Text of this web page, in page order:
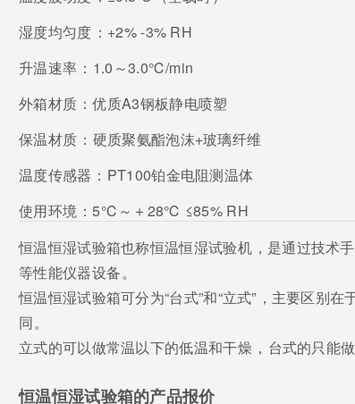
湿度均匀度： +2% -3% RH
升温速率 ：1.0～3.0℃/min
外箱材质：优质A3钢板静电喷塑
保温材质： 硬质聚氨酯泡沫+玻璃纤维
温度传感器： PT100铂金电阻测温体
使用环境：5℃～＋28℃ ≤85% RH
恒温恒湿试验箱也称恒温恒湿试验机，是通过技术手段
等性能仪器设备。
恒温恒湿试验箱可分为“台式”和“立式”，主要区别
同。
立式的可以做常温以下的低温和干燥，台式的只能做
恒温恒湿试验箱的产品报价